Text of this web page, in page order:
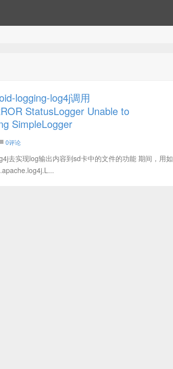
logging-log4j调用
StatusLogger Unable to
SimpleLogger
0评论
去实现log输出内容到sd卡中的文件的功能 期间，用如